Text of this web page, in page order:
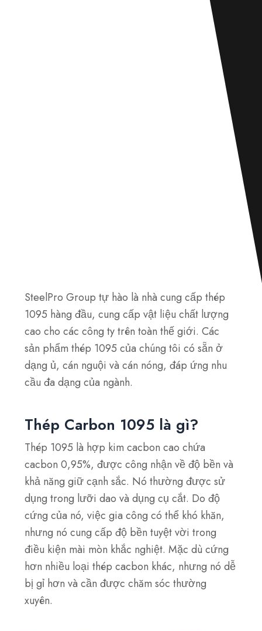
SteelPro Group tự hào là nhà cung cấp thép
1095 hàng đầu, cung cấp vật liệu chất lượng
cao cho các công ty trên toàn thế giới. Các
sản phẩm thép 1095 của chúng tôi có sẵn ở
dạng ủ, cán nguội và cán nóng, đáp ứng nhu
cầu đa dạng của ngành.
Thép Carbon 1095 là gì?
Thép 1095 là hợp kim cacbon cao chứa
cacbon 0,95%, được công nhận về độ bền và
khả năng giữ cạnh sắc. Nó thường được sử
dụng trong lưỡi dao và dụng cụ cắt. Do độ
cứng của nó, việc gia công có thể khó khăn,
nhưng nó cung cấp độ bền tuyệt vời trong
điều kiện mài mòn khắc nghiệt. Mặc dù cứng
hơn nhiều loại thép cacbon khác, nhưng nó dễ
bị gỉ hơn và cần được chăm sóc thường
xuyên.